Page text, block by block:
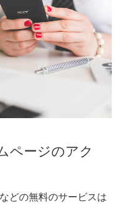
ページのアク
どの無料のサービスは